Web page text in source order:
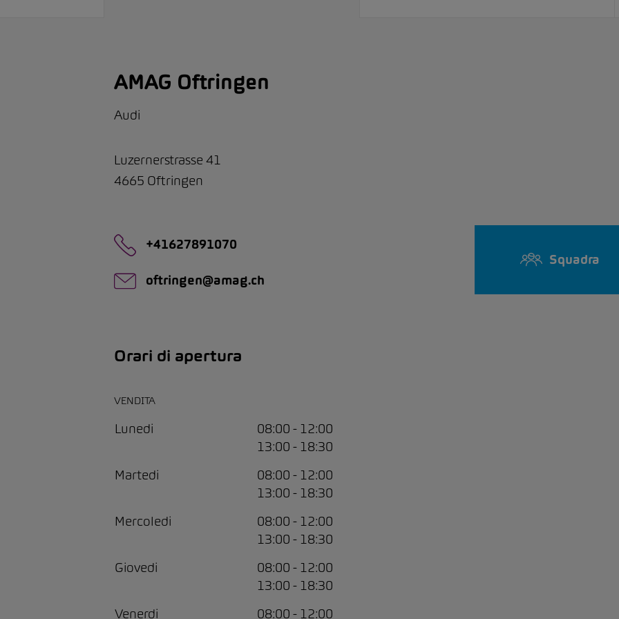
AMAG Oftringen
Audi
Luzernerstrasse 41
4665 Oftringen
+41627891070
oftringen@amag.ch
Squadra
Orari di apertura
VENDITA
Lunedi
08:00 - 12:00
13:00 - 18:30
Martedi
08:00 - 12:00
13:00 - 18:30
Mercoledi
08:00 - 12:00
13:00 - 18:30
Giovedi
08:00 - 12:00
13:00 - 18:30
Venerdi
08:00 - 12:00